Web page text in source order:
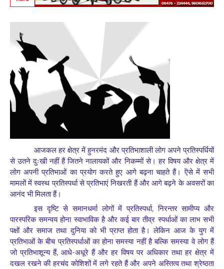
आजकल हर क्षेत्र में हुनरमंद और प्रतिभाशाली लोग अपने प्रतिस्पर्धियों
से उतने दुःखी नहीं हैं जितने नालायकों और निकम्मों से। हर विषय और क्षेत्र में
लोग अपनी प्रतिभाओं का प्रयोग करते हुए आगे बढ़ना चाहते हैं। ऎसे में सभी
मामलों में स्वस्थ प्रतिस्पर्धा से प्रतिभाएं निखरती हैं और आगे बढ़ने के अवसरों का
आनंद भी मिलता हैं।
इस दृष्टि से समानधर्मा लोगों में प्रतिस्पर्धा,निरन्तर सामीप्य और
पारस्परिक समन्वय होना स्वाभाविक है और कई बार तीव्र स्पर्धाओं का लाभ सभी
पक्षों और समाज तथा दुनिया को भी प्राप्त होता है। लेकिन आज के युग में
प्रतिभाओं के बीच प्रतिस्पर्धाओं का होना समस्या नहीं है बल्कि समस्या वे लोग हैं
जो प्रतिभाशून्य हैं, आधे-अधूरे हैं और हर विषय पर अधिकार तथा हर क्षेत्र में
दखल रखने की हरचंद कोशिशों में लगे रहते हैं और अपने अस्तित्व तथा श्रेष्ठता